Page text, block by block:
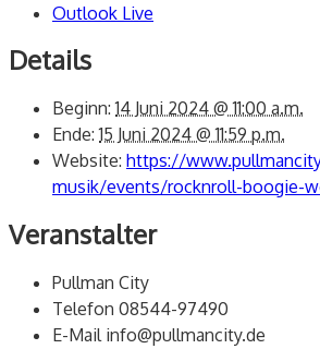
Outlook Live
Details
Beginn: 14 Juni 2024 @ 11:00 a.m.
Ende: 15 Juni 2024 @ 11:59 p.m.
Website: https://
musik/events/rocknroll-boogie-
Veranstalter
Pullman City
Telefon 08544-97490
E-Mail info@pullmancity.de